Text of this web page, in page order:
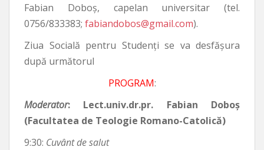
Fabian Doboş, capelan universitar (tel.
0756/833383; fabiandobos@gmail.com).
Ziua Socială pentru Studenți se va desfășura
după următorul
PROGRAM:
Moderator: Lect.univ.dr.pr. Fabian Doboș
(Facultatea de Teologie Romano-Catolică)
9:30: Cuvânt de salut